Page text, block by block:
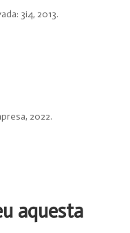
3i4, 2013.
2022.
aquesta